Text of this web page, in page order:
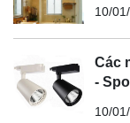
10/
Các
-
10/